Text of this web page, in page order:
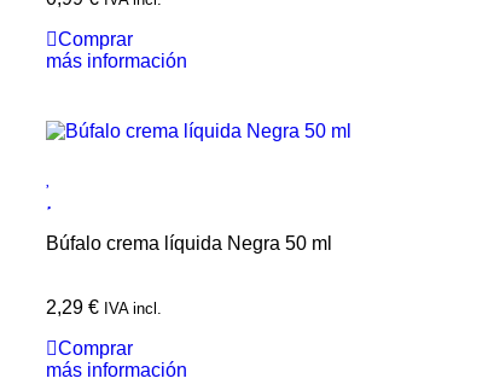
Comprar
más información
Búfalo crema líquida Negra 50 ml
2,29 € IVA incl.
Comprar
más información